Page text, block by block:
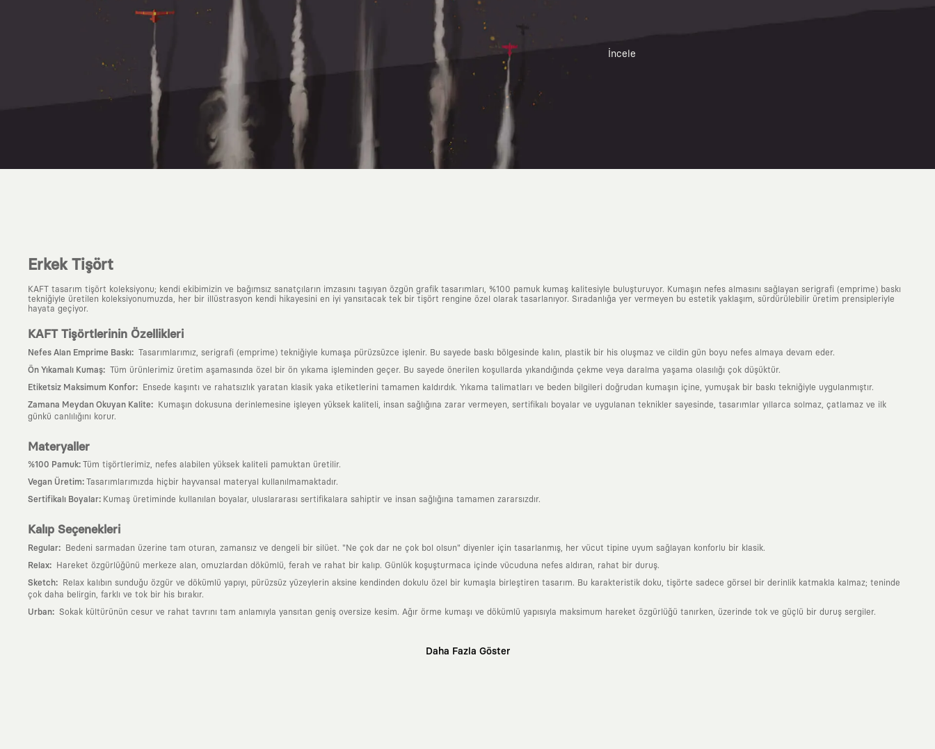
İncele
Erkek Tişört
KAFT tasarım tişört koleksiyonu; kendi ekibimizin ve bağımsız sanatçıların imzasını taşıyan özgün grafik tasarımları, %100 pamuk kumaş kalitesiyle buluşturuyor. Kumaşın nefes almasını sağlayan serigrafi (emprime) baskı
tekniğiyle üretilen koleksiyonumuzda, her bir illüstrasyon kendi hikayesini en iyi yansıtacak tek bir tişört rengine özel olarak tasarlanıyor. Sıradanlığa yer vermeyen bu estetik yaklaşım, sürdürülebilir üretim prensipleriyle
hayata geçiyor.
KAFT Tişörtlerinin Özellikleri
Nefes Alan Emprime Baskı: Tasarımlarımız, serigrafi (emprime) tekniğiyle kumaşa pürüzsüzce işlenir. Bu sayede baskı bölgesinde kalın, plastik bir his oluşmaz ve cildin gün boyu nefes almaya devam eder.
Ön Yıkamalı Kumaş: Tüm ürünlerimiz üretim aşamasında özel bir ön yıkama işleminden geçer. Bu sayede önerilen koşullarda yıkandığında çekme veya daralma yaşama olasılığı çok düşüktür.
Etiketsiz Maksimum Konfor: Ensede kaşıntı ve rahatsızlık yaratan klasik yaka etiketlerini tamamen kaldırdık. Yıkama talimatları ve beden bilgileri doğrudan kumaşın içine, yumuşak bir baskı tekniğiyle uygulanmıştır.
Zamana Meydan Okuyan Kalite:
Kumaşın dokusuna derinlemesine işleyen yüksek kaliteli, insan sağlığına zarar vermeyen, sertifikalı boyalar ve uygulanan teknikler sayesinde, tasarımlar yıllarca solmaz, çatlamaz ve ilk
günkü canlılığını korur.
Materyaller
%100 Pamuk: Tüm tişörtlerimiz, nefes alabilen yüksek kaliteli pamuktan üretilir.
Vegan Üretim: Tasarımlarımızda hiçbir hayvansal materyal kullanılmamaktadır.
Sertifikalı Boyalar: Kumaş üretiminde kullanılan boyalar, uluslararası sertifikalara sahiptir ve insan sağlığına tamamen zararsızdır.
Kalıp Seçenekleri
Regular: Bedeni sarmadan üzerine tam oturan, zamansız ve dengeli bir silüet. "Ne çok dar ne çok bol olsun" diyenler için tasarlanmış, her vücut tipine uyum sağlayan konforlu bir klasik.
Relax: Hareket özgürlüğünü merkeze alan, omuzlardan dökümlü, ferah ve rahat bir kalıp. Günlük koşuşturmaca içinde vücuduna nefes aldıran, rahat bir duruş.
Sketch:
Relax kalıbın sunduğu özgür ve dökümlü yapıyı, pürüzsüz yüzeylerin aksine kendinden dokulu özel bir kumaşla birleştiren tasarım. Bu karakteristik doku, tişörte sadece görsel bir derinlik katmakla kalmaz; teninde
çok daha belirgin, farklı ve tok bir his bırakır.
Urban: Sokak kültürünün cesur ve rahat tavrını tam anlamıyla yansıtan geniş oversize kesim. Ağır örme kumaşı ve dökümlü yapısıyla maksimum hareket özgürlüğü tanırken, üzerinde tok ve güçlü bir duruş sergiler.
Daha Fazla Göster